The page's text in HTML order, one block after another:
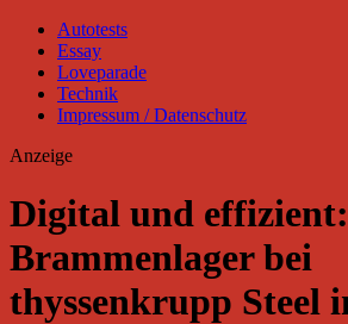
Autotests
Essay
Loveparade
Technik
Impressum / Datenschutz
Anzeige
Digital und effizient:
Brammenlager bei
thyssenkrupp Steel